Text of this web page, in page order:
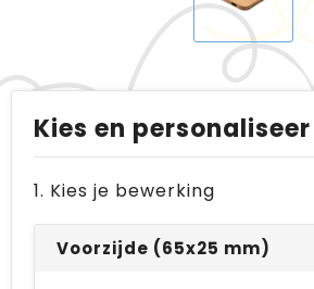
Kies en personaliseer
1. Kies je bewerking
Voorzijde (65x25 mm)